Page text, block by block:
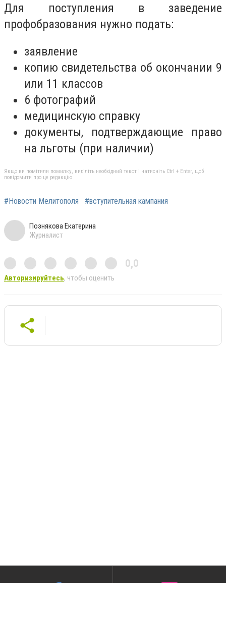
Для поступления в заведение
профобразования нужно подать:
заявление
копию свидетельства об окончании 9
или 11 классов
6 фотографий
медицинскую справку
документы, подтверждающие право
на льготы (при наличии)
Якщо ви помітили помилку, виділіть необхідний текст і натисніть Ctrl + Enter, щоб
повідомити про це редакцію
#Новости Мелитополя #вступительная кампания
Познякова Екатерина
Журналист
0,0
Авторизируйтесь, чтобы оценить